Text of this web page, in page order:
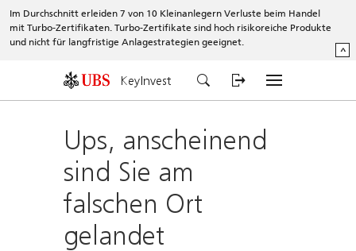
Im Durchschnitt erleiden 7 von 10 Kleinanlegern Verluste beim Handel
mit Turbo-Zertifikaten. Turbo-Zertifikate sind hoch risikoreiche Produkte
und nicht für langfristige Anlagestrategien geeignet.
^
KeyInvest
Ups, anscheinend
sind Sie am
falschen Ort
gelandet